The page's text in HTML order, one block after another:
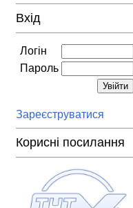
Вхід
Логін
Пароль
Зареєструватися
Корисні посилання